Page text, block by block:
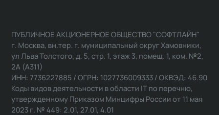
ПУБЛИЧНОЕ АКЦИОНЕРНОЕ ОБЩЕСТВО "СОФТЛАЙН"
г. Москва, вн.тер. г. муниципальный округ Хамовники,
ул Льва Толстого, д. 5, стр. 1, этаж 3, помещ. 1, ком. №2,
2А (А311)
ИНН: 7736227885 / ОГРН: 1027736009333 / ОКВЭД: 46.90
Коды видов деятельности в области IT по перечню,
утвержденному Приказом Минцифры России от 11 мая
2023 г. № 449: 2.01, 27.01, 4.01